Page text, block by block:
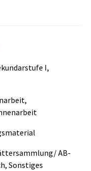
I,
AB-
Sonstiges